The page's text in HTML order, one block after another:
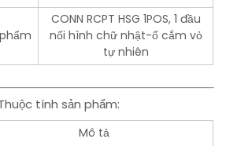
CONN RCPT HSG 1POS, 1 đầu
nối hình chữ nhật-ổ cắm vỏ
tự nhiên
tính sản phẩm:
Mô tả